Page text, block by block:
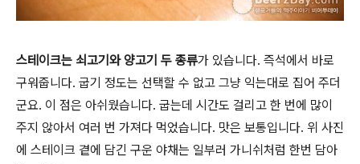
스테이크는 쇠고기와 양고기 두 종류가 있습니다. 즉석에서 바로
구워줍니다. 굽기 정도는 선택할 수 없고 그냥 익는대로 집어 주더
군요. 이 점은 아쉬웠습니다. 굽는데 시간도 걸리고 한 번에 많이
주지 않아서 여러 번 가져다 먹었습니다. 맛은 보통입니다. 위 사진
에 스테이크 곁에 담긴 구운 야채는 일부러 가니쉬처럼 한번 담아